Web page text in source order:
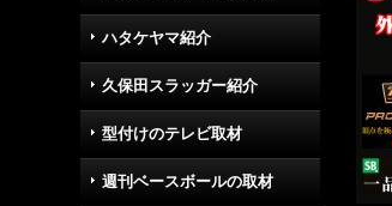
ハタケヤマ紹介
久保田スラッガー紹介
型付けのテレビ取材
週刊ベースボールの取材